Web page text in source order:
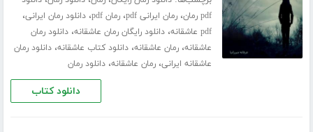
pdf رمان
،رمان ایرانی pdf ،رمان pdf ،دانلود رمان ایرانی،
pdf عاشقانه ،دانلود رایگان رمان عاشقانه،دانلود رمان
عاشقانه،رمان عاشقانه،دانلود کتاب عاشقانه،دانلود رمان
عاشقانه ایرانی،رمان عاشقانه،دانلود رمان
دانلود کتاب